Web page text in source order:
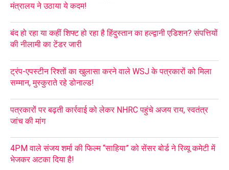
मंत्रालय ने उठाया ये कदम!
बंद हो रहा या कहीं शिफ्ट हो रहा है हिंदुस्तान का हल्द्वानी एडिशन? संपत्तियों
की नीलामी का टेंडर जारी
ट्रंप-एपस्टीन रिश्तों का खुलासा करने वाले WSJ के पत्रकारों को मिला
सम्मान, मुस्कुराते रहे डोनाल्ड!
पत्रकारों पर बढ़ती कार्रवाई को लेकर NHRC पहुंचे अजय राय, स्वतंत्र
जांच की मांग
4PM वाले संजय शर्मा की फिल्म “साहिया” को सेंसर बोर्ड ने रिव्यू कमेटी में
भेजकर अटका दिया है!